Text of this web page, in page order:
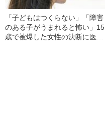
「子どもはつくらない」「障害
のある子がうまれると怖い」15
歳で被爆した女性の決断に医者